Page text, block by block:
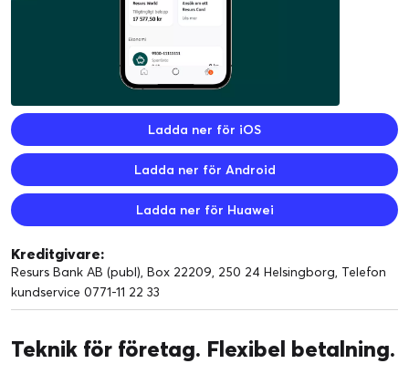
Ladda ner för iOS
Ladda ner för Android
Ladda ner för Huawei
Kreditgivare:
Resurs Bank AB (publ), Box 22209, 250 24 Helsingborg, Telefon
kundservice 0771-11 22 33
Teknik för företag. Flexibel betalning.